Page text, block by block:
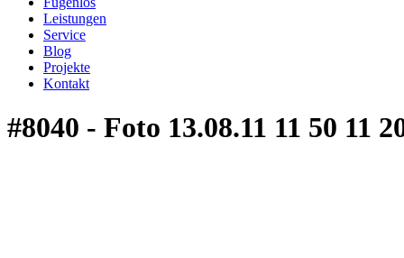
Leistungen
Service
Blog
Projekte
Kontakt
#8040 - Foto 13.08.11 11 50 11